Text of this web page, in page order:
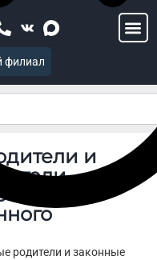
филиал
и
родители и законные